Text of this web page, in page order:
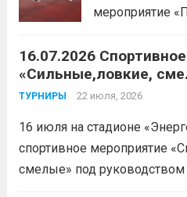
мероприятие
16.07.2026
«Сильные,ловкие,
ТУРНИРЫ 22 июля, 2026
16 июля на стадионе
спортивное мероприятие
смелые» под руководством